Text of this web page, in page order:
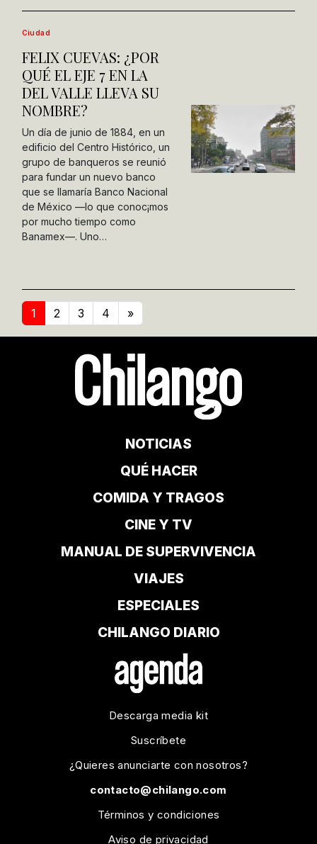
Ciudad
FELIX CUEVAS: ¿POR
QUÉ EL EJE 7 EN LA
DEL VALLE LLEVA SU
NOMBRE?
Un día de junio de 1884, en un
edificio del Centro Histórico, un
grupo de banqueros se reunió
para fundar un nuevo banco
que se llamaría Banco Nacional
de México —lo que conoc¡mos
por mucho tiempo como
Banamex—. Uno…
1 2 3 4 »
NOTICIAS
QUÉ HACER
COMIDA Y TRAGOS
CINE Y TV
MANUAL DE SUPERVIVENCIA
VIAJES
ESPECIALES
CHILANGO DIARIO
Descarga media kit
Suscríbete
¿Quieres anunciarte con nosotros?
contacto@chilango.com
Términos y condiciones
Aviso de privacidad